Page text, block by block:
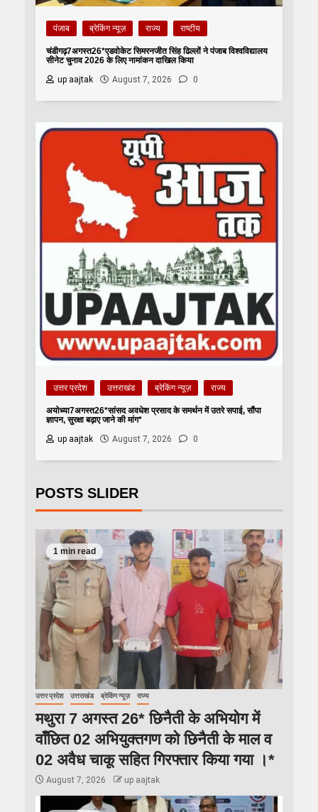
पंजाब ब्रेकिंग न्यूज़ राज्य राष्टीय
चंडीगढ़7अगस्त26*एडवोकेट सिमरनजीत सिंह ढिल्लों ने पंजाब विश्वविद्यालय
सीनेट चुनाव 2026 के लिए नामांकन दाखिल किया
up aajtak
August 7, 2026 0
उत्तर प्रदेश उत्तराखंड ब्रेकिंग न्यूज़ राज्य
अयोध्या7अगस्त26*सांसद अवधेश प्रसाद के समर्थन में उतरे सपाई, सौंपा
ज्ञापन, सुरक्षा बढ़ाए जाने की मांग*
up aajtak
August 7, 2026 0
POSTS SLIDER
1 min read
उत्तर प्रदेश उत्तराखंड ब्रेकिंग न्यूज़ राज्य
मथुरा 7 अगस्त 26* छिनैती के अभियोग में
वाँछित 02 अभियुक्तगण को छिनैती के माल व
02 अवैध चाकू सहित गिरफ्तार किया गया ।*
August 7, 2026 up aajtak